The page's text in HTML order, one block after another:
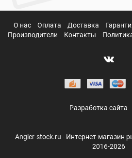
О нас Оплата Доставка
Производители
Контакты
Разработка сайта
Angler-stock.ru - Интернет-магазин
2016-2026